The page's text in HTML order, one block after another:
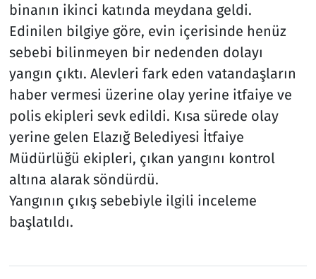
binanın ikinci katında meydana geldi.
Edinilen bilgiye göre, evin içerisinde henüz
sebebi bilinmeyen bir nedenden dolayı
yangın çıktı. Alevleri fark eden vatandaşların
haber vermesi üzerine olay yerine itfaiye ve
polis ekipleri sevk edildi. Kısa sürede olay
yerine gelen Elazığ Belediyesi İtfaiye
Müdürlüğü ekipleri, çıkan yangını kontrol
altına alarak söndürdü.
Yangının çıkış sebebiyle ilgili inceleme
başlatıldı.
Seçim 2023
Spor
Teknoloji ve Bilim
Televizyon